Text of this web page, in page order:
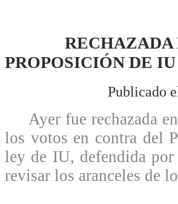
RECHAZADA
PROPOSICIÓN DE
Publicado
Ayer fue rechazada
los votos en contra del
ley de IU, defendida por
revisar los aranceles de